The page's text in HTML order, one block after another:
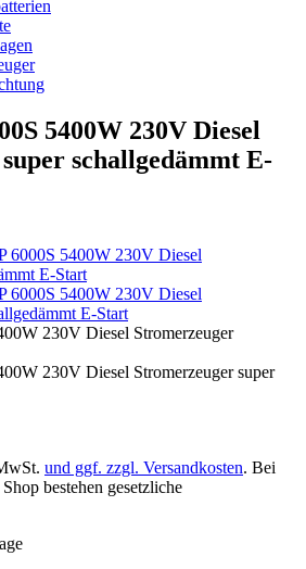
5400W 230V Diesel
schallgedämmt E-
und ggf. zzgl. Versandkosten. Bei
bestehen gesetzliche